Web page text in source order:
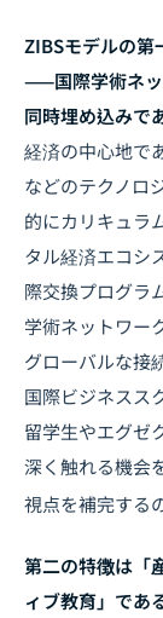
ZIBSモデルの第
——国際学術ネッ
同時埋め込みで
経済の中心地で
などのテクノロ
的にカリキュラ
タル経済エコシ
際交換プログラ
学術ネットワー
グローバルな接
国際ビジネスス
留学生やエグゼ
深く触れる機会
視点を補完する
第二の特徴は「
ィブ教育」であ